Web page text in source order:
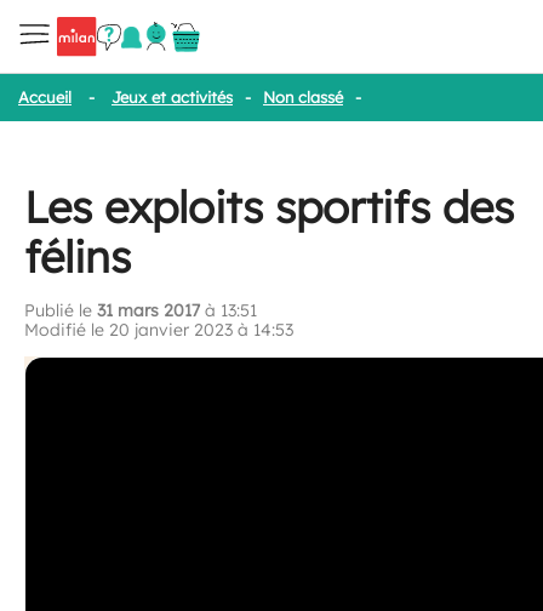
Accueil - Jeux et activités - Non classé -
Les exploits sportifs des
félins
Publié le 31 mars 2017 à 13:51
Modifié le 20 janvier 2023 à 14:53